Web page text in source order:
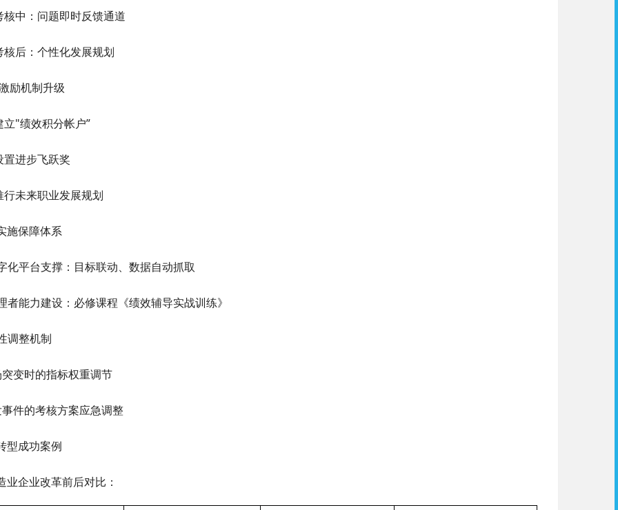
核中：问题即时反馈通道
核后：个性化发展规划
励机制升级
立"绩效积分帐户”
置进步飞跃奖
行未来职业发展规划
施保障体系
化平台支撑：目标联动、数据自动抓取
者能力建设：必修课程《绩效辅导实战训练》
调整机制
变时的指标权重调节
件的考核方案应急调整
型成功案例
业企业改革前后对比：